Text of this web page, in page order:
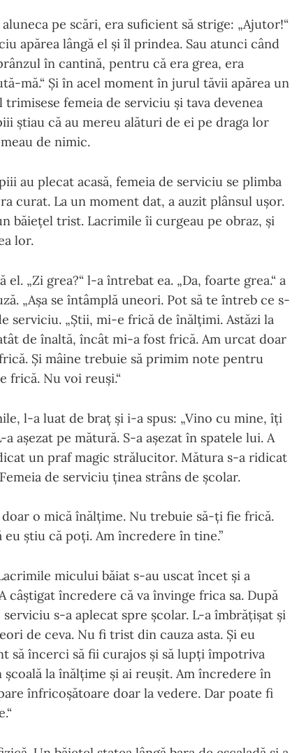
pe scări, era suficient să strige: „Ajutor!“
apărea lângă el și îl prindea. Sau atunci când
în cantină, pentru că era grea, era
mă.“ Și în acel moment în jurul tăvii apărea un
femeia de serviciu și tava devenea
știau că au mereu alături de ei pe draga lor
de nimic.
au plecat acasă, femeia de serviciu se plimba
curat. La un moment dat, a auzit plânsul ușor.
băiețel trist. Lacrimile îi curgeau pe obraz, și
lor.
el. „Zi grea?“ l-a întrebat ea. „Da, foarte grea.“ a
„Așa se întâmplă uneori. Pot să te întreb ce s-
serviciu. „Știi, mi-e frică de înălțimi. Astăzi la
de înaltă, încât mi-a fost frică. Am urcat doar
Și mâine trebuie să primim note pentru
frică. Nu voi reuși.“
l-a luat de braț și i-a spus: „Vino cu mine, îți
a așezat pe mătură. S-a așezat în spatele lui. A
un praf magic strălucitor. Mătura s-a ridicat
de serviciu ținea strâns de școlar.
o mică înălțime. Nu trebuie să-ți fie frică.
știu că poți. Am încredere în tine.”
micului băiat s-au uscat încet și a
câștigat încredere că va învinge frica sa. După
s-a aplecat spre școlar. L-a îmbrățișat și
de ceva. Nu fi trist din cauza asta. Și eu
să încerci să fii curajos și să lupți împotriva
la înălțime și ai reușit. Am încredere în
înfricoșătoare doar la vedere. Dar poate fi